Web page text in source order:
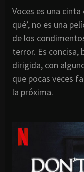
Voces es una cinta
qué’, no es una
de los
terror. Es concisa,
dirigida, con
que pocas veces
la próxima.